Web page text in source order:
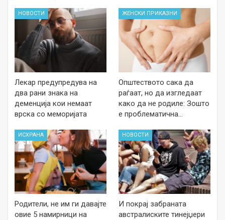
НОВОСТИ
Лекар предупредува на
два рани знака на
деменција кои немаат
врска со меморијата
ЖЕНСКИ ПРИКАЗНИ
Општеството сака да
раѓаат, но да изгледаат
како да не родиле: Зошто
е проблематична…
ИСХРАНА
Родители, не им ги давајте
овие 5 намирници на
НОВОСТИ
И покрај забраната
австралиските тинејџери